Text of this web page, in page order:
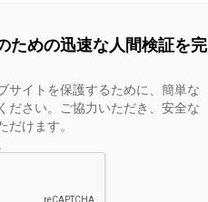
ための迅速な人間検証を完
サイトを保護するために、簡単な
ださい。ご協力いただき、安全な
けます。